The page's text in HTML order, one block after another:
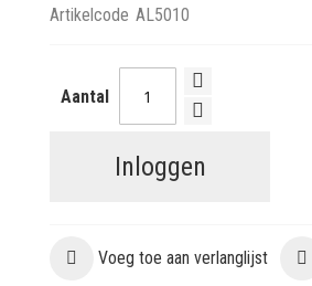
Artikelcode AL5010
Aantal
Inloggen
Voeg toe aan verlanglijst